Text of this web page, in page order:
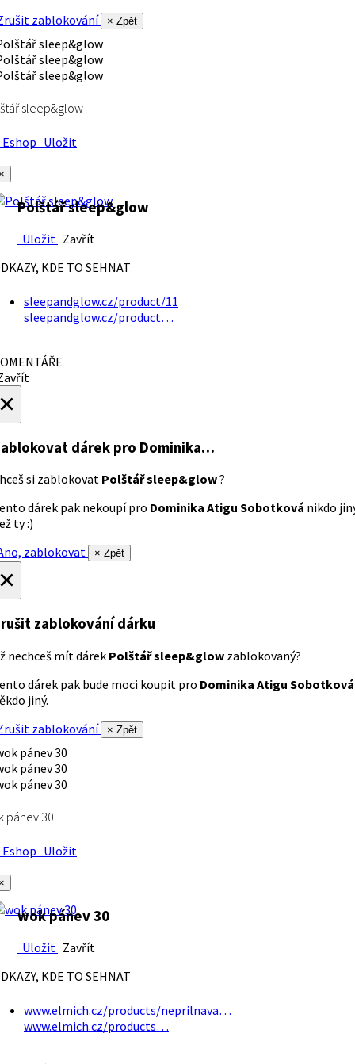
zablokování
× Zpět
sleep&glow
Uložit
Polštář sleep&glow
Uložit Zavřít
KDE TO SEHNAT
sleepandglow.cz/product/11
sleepandglow.cz/product…
dárek pro Dominika…
si zablokovat Polštář sleep&glow?
dárek pak nekoupí pro Dominika Atigu Sobotková nikdo
ty :)
zablokovat
× Zpět
zablokování dárku
nechceš mít dárek Polštář sleep&glow zablokovaný?
dárek pak bude moci koupit pro Dominika Atigu Sobotková
jiný.
zablokování
× Zpět
pánev 30
Uložit
wok pánev 30
Uložit Zavřít
KDE TO SEHNAT
www.elmich.cz/products/neprilnava…
www.elmich.cz/products…